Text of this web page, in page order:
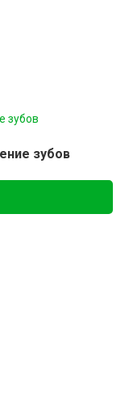
зубов